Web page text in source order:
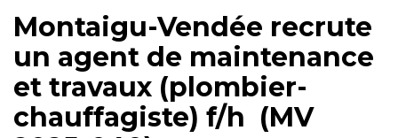
Montaigu-Vendée recrute
un agent de maintenance
et travaux (plombier-
chauffagiste) f/h (MV